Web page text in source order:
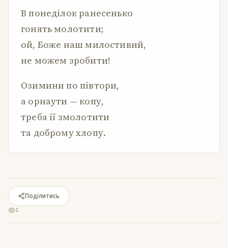
В понеділок ранесенько
гонять молотити;
ой, Боже наш милостивий,
не можем зробити!
Озимини по півтори,
а орнаути — копу,
треба її змолотити
та доброму хлопу.
Поділитись
1